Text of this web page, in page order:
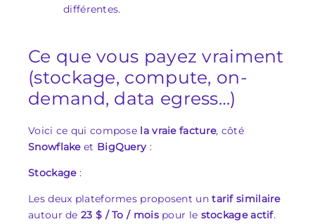
différentes.
Ce que vous payez vraiment
(stockage, compute, on-
demand, data egress…)
Voici ce qui compose la vraie facture, côté
Snowflakeet BigQuery :
Stockage:
Les deux plateformes proposent untarif similaire
autour de 23 $ / To / moispour le stockage actif.